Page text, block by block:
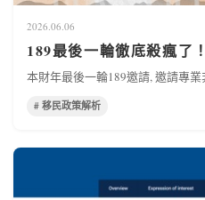
2026.06.06
189最後一輪徹底殺瘋了
本財年最後一輪189邀請, 邀請專
# 移民政策解析